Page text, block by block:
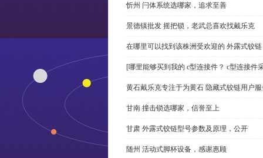
忻州 闩体系统选哪家，追求至善
景德镇批发 摇把锁，老武总喜欢找戴乐克
在哪里可以找到该株洲受欢迎的 外露式铰
[哪里能够买到我的 c型连接件？ c型连接件
黄石戴乐克专注于为黄石 隐藏式铰链用户
甘南 撞击锁选哪家，信誉至上
甘肃 外露式铰链型号参数及原理，公开
随州 活动式脚杯设备，感谢惠顾